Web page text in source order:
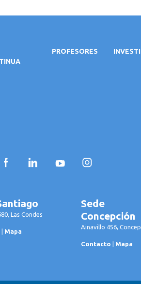
PROFESORES
FacebookLinkedInYouTubeInstagram
Las Condes
Mapa
Sede
Concepción
Ainavillo 456,
Contacto Mapa